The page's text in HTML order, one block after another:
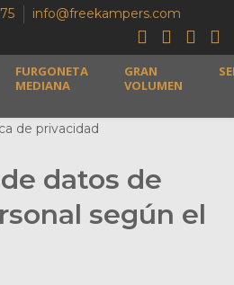
info@freekampers.com
FURGONETA
MEDIANA
GRAN
VOLUMEN
de privacidad
datos de
según el